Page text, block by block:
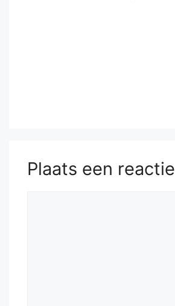
Plaats een reactie